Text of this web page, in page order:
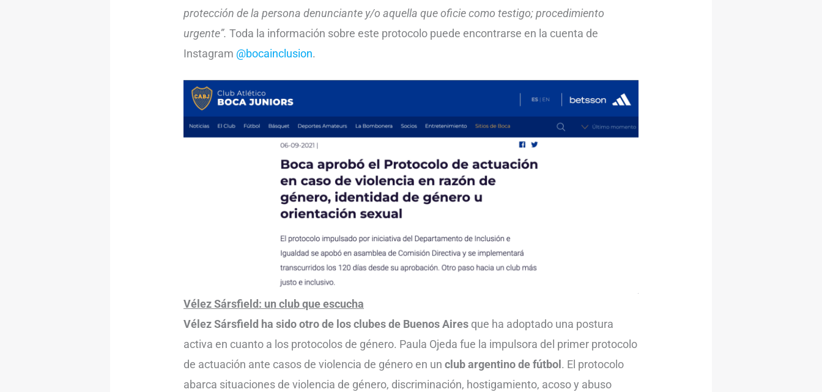
protección de la persona denunciante y/o aquella que oficie como testigo; procedimiento
urgente”. Toda la información sobre este protocolo puede encontrarse en la cuenta de
Instagram @bocainclusion.
Vélez Sársfield: un club que escucha
Vélez Sársfield ha sido otro de los clubes de Buenos Aires que ha adoptado una postura
activa en cuanto a los protocolos de género. Paula Ojeda fue la impulsora del primer protocolo
de actuación ante casos de violencia de género en unclub argentino de fútbol . El protocolo
abarca situaciones de violencia de género, discriminación, hostigamiento, acoso y abuso